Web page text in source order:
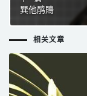
巽他鹃鵙
相关文章